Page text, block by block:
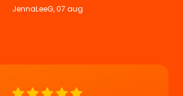
JennaLeeG, 07 aug